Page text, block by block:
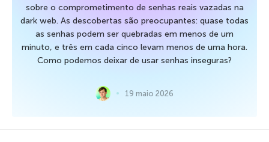
sobre o comprometimento de senhas reais vazadas na
dark web. As descobertas são preocupantes: quase todas
as senhas podem ser quebradas em menos de um
minuto, e três em cada cinco levam menos de uma hora.
Como podemos deixar de usar senhas inseguras?
19 maio 2026